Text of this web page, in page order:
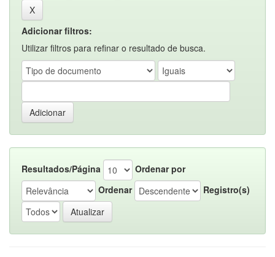
Adicionar filtros:
Utilizar filtros para refinar o resultado de busca.
Resultados/Página
Ordenar por
Ordenar
Registro(s)